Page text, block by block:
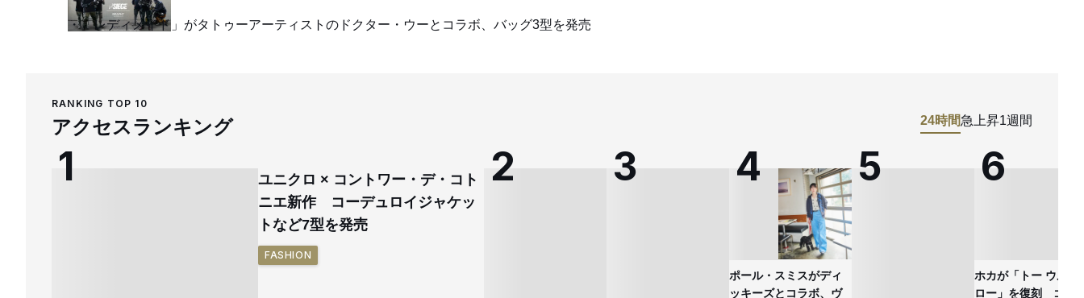
「レディメイド」がタトゥーアーティストのドクター・ウーとコラボ、バッグ3型を発売
RANKING TOP 10
アクセスランキング 24時間急上昇1週間
ユニクロ × コントワー・デ・コト
ニエ新作 コーデュロイジャケッ
トなど7型を発売
FASHION
ポール・スミスがディ
ッキーズとコラボ、ヴ
ホカが「トー ウルト
ロー」を復刻 ゴア